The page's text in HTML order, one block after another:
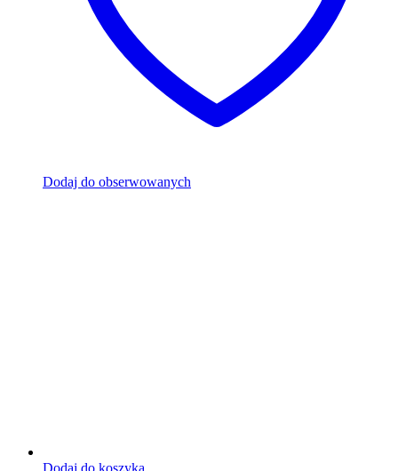
Dodaj do obserwowanych
Dodaj do koszyka